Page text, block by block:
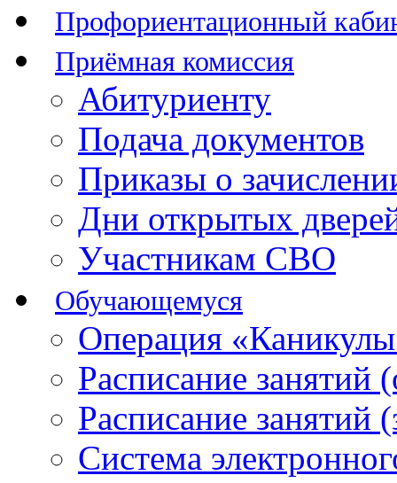
Профориентационный
Приёмная комиссия
Абитуриенту
Подача документов
Приказы о
Дни открытых
Участникам СВО
Обучающемуся
Операция
Расписание занятий
Расписание занятий
Система